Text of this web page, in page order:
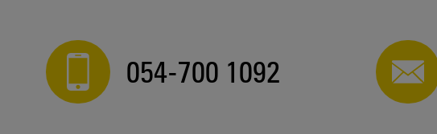
054-700 1092